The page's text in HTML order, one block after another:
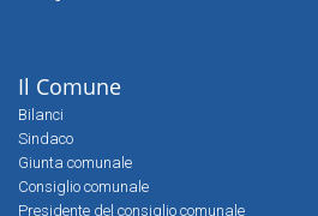
Il Comune
Bilanci
Sindaco
Giunta comunale
Consiglio comunale
Presidente del consiglio comunale